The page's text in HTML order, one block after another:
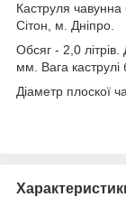
Каструля
Сітон, м. Дніпро.
Обсяг - 2,0
мм. Вага каструлі
Діаметр плоскої